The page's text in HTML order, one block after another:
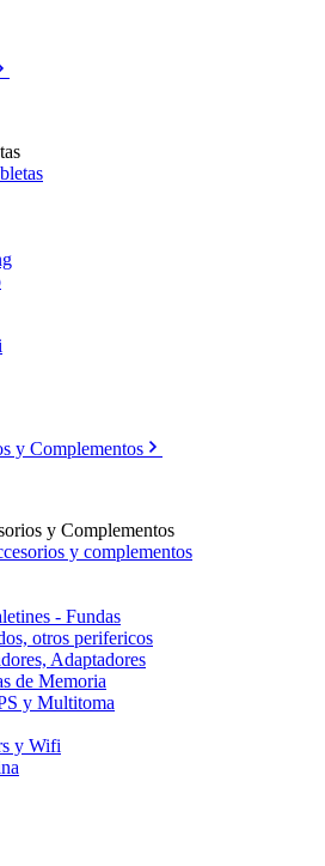
y Complementos
y Complementos
y complementos
- Fundas
otros perifericos
Adaptadores
de Memoria
y Multitoma
y Wifi